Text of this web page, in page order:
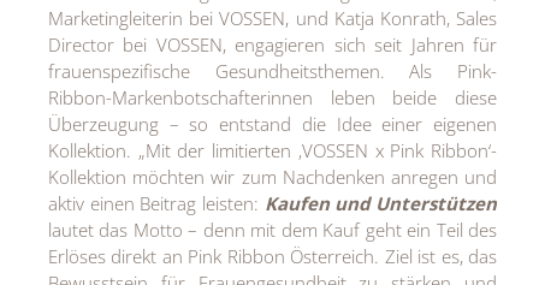
Marketingleiterin bei VOSSEN, und Katja Konrath, Sales
Director bei VOSSEN, engagieren sich seit Jahren für
frauenspezifische Gesundheitsthemen. Als Pink-
Ribbon-Markenbotschafterinnen leben beide diese
Überzeugung – so entstand die Idee einer eigenen
Kollektion. „Mit der limitierten ‚VOSSEN x Pink Ribbon‘-
Kollektion möchten wir zum Nachdenken anregen und
aktiv einen Beitrag leisten: Kaufen und Unterstützen
lautet das Motto – denn mit dem Kauf geht ein Teil des
Erlöses direkt an Pink Ribbon Österreich. Ziel ist es, das